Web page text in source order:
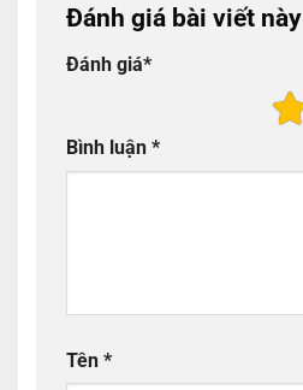
Đánh giá bài viết này
Đánh giá*
Bình luận *
Tên *